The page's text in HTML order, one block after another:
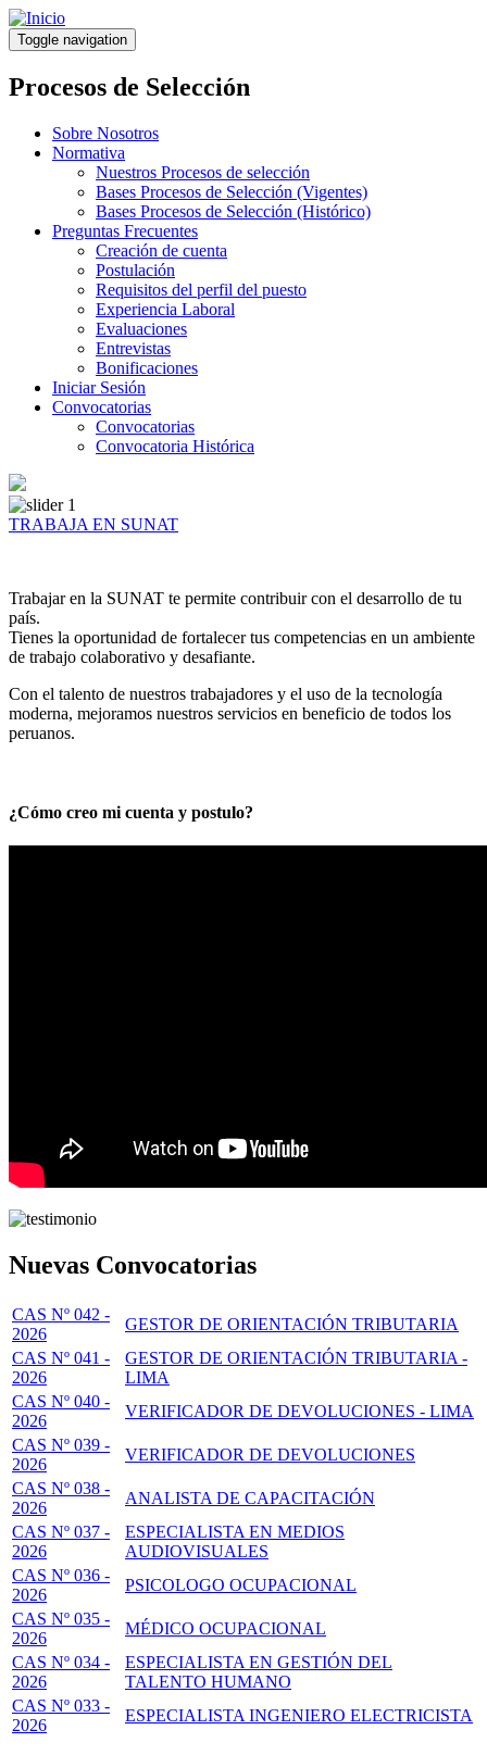
Pasar
al
contenido
principal
Toggle navigation
Procesos de Selección
Sobre Nosotros
Normativa
Nuestros Procesos de selección
Bases Procesos de Selección (Vigentes)
Bases Procesos de Selección (Histórico)
Preguntas Frecuentes
Creación de cuenta
Postulación
Requisitos del perfil del puesto
Experiencia Laboral
Evaluaciones
Entrevistas
Bonificaciones
Iniciar Sesión
Convocatorias
Convocatorias
Convocatoria Histórica
TRABAJA EN SUNAT
Trabajar en la SUNAT te permite contribuir con el desarrollo de tu
país.
Tienes la oportunidad de fortalecer tus competencias en un ambiente
de trabajo colaborativo y desafiante.
Con el talento de nuestros trabajadores y el uso de la tecnología
moderna, mejoramos nuestros servicios en beneficio de todos los
peruanos.
¿Cómo creo mi cuenta y postulo?
Nuevas Convocatorias
CAS Nº 042 -
2026
GESTOR DE ORIENTACIÓN TRIBUTARIA
CAS Nº 041 -
2026
GESTOR DE ORIENTACIÓN TRIBUTARIA -
LIMA
CAS Nº 040 -
2026
VERIFICADOR DE DEVOLUCIONES - LIMA
CAS Nº 039 -
2026
VERIFICADOR DE DEVOLUCIONES
CAS Nº 038 -
2026
ANALISTA DE CAPACITACIÓN
CAS Nº 037 -
2026
ESPECIALISTA EN MEDIOS
AUDIOVISUALES
CAS Nº 036 -
2026
PSICOLOGO OCUPACIONAL
CAS Nº 035 -
2026
MÉDICO OCUPACIONAL
CAS Nº 034 -
2026
ESPECIALISTA EN GESTIÓN DEL
TALENTO HUMANO
CAS Nº 033 -
2026
ESPECIALISTA INGENIERO ELECTRICISTA